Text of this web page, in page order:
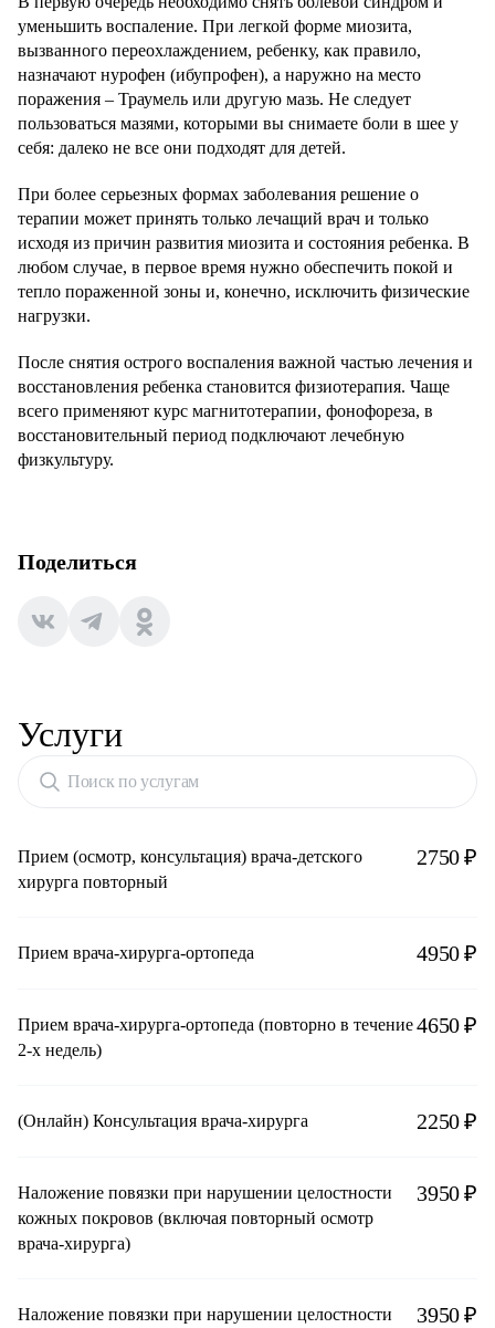
уменьшить воспаление. При легкой форме миозита,
вызванного переохлаждением, ребенку, как правило,
назначают нурофен (ибупрофен), а наружно на место
поражения – Траумель или другую мазь. Не следует
пользоваться мазями, которыми вы снимаете боли в шее у
себя: далеко не все они подходят для детей.
При более серьезных формах заболевания решение о
терапии может принять только лечащий врач и только
исходя из причин развития миозита и состояния ребенка. В
любом случае, в первое время нужно обеспечить покой и
тепло пораженной зоны и, конечно, исключить физические
нагрузки.
После снятия острого воспаления важной частью лечения и
восстановления ребенка становится физиотерапия. Чаще
всего применяют курс магнитотерапии, фонофореза, в
восстановительный период подключают лечебную
физкультуру.
Поделиться
Услуги
Поиск по услугам
Прием (осмотр, консультация) врача-детского
хирурга повторный
2750 ₽
Прием врача-хирурга-ортопеда 4950 ₽
Прием врача-хирурга-ортопеда (повторно в течение
2-х недель)
4650 ₽
(Онлайн) Консультация врача-хирурга 2250 ₽
Наложение повязки при нарушении целостности
кожных покровов (включая повторный осмотр
врача-хирурга)
3950 ₽
Наложение повязки при нарушении целостности
3950 ₽